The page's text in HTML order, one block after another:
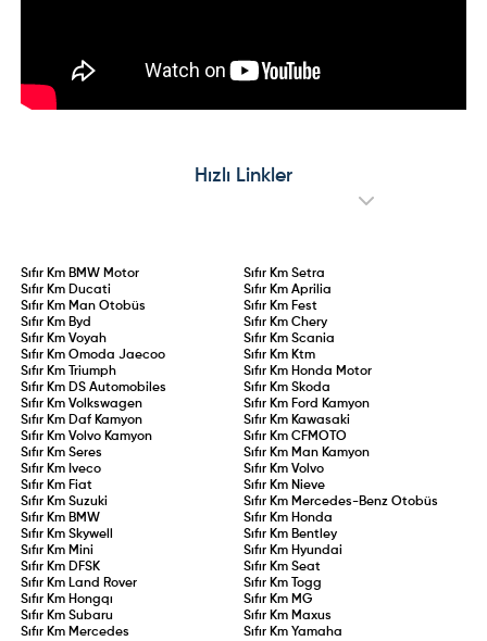
Hızlı Linkler
Sıfır Km BMW Motor Sıfır Km Setra
Sıfır Km Ducati Sıfır Km Aprilia
Sıfır Km Man Otobüs Sıfır Km Fest
Sıfır Km Byd Sıfır Km Chery
Sıfır KmVoyah Sıfır Km Scania
Sıfır KmOmoda Jaecoo Sıfır Km Ktm
Sıfır Km
Triumph Sıfır Km Honda Motor
Sıfır Km DS Automobiles Sıfır Km Skoda
Sıfır KmVolkswagen Sıfır Km Ford Kamyon
Sıfır Km Daf Kamyon Sıfır Km Kawasaki
Sıfır KmVolvo Kamyon Sıfır Km CFMOTO
Sıfır KmSeres Sıfır Km Man Kamyon
Sıfır Km Iveco Sıfır Km Volvo
Sıfır Km Fiat Sıfır Km Nieve
Sıfır KmSuzuki Sıfır Km Mercedes-Benz Otobüs
Sıfır Km BMW Sıfır Km Honda
Sıfır KmSkywell Sıfır Km Bentley
Sıfır Km Mini Sıfır Km Hyundai
Sıfır Km DFSK Sıfır Km Seat
Sıfır Km Land Rover Sıfır Km
Togg
Sıfır Km Hongqı Sıfır Km MG
Sıfır KmSubaru Sıfır Km Maxus
Sıfır Km Mercedes Sıfır Km Yamaha